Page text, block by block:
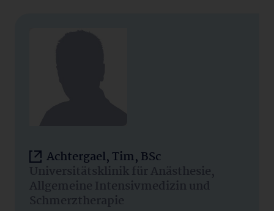
Achtergael, Tim, BSc
Universitätsklinik für Anästhesie,
Allgemeine Intensivmedizin und
Schmerztherapie